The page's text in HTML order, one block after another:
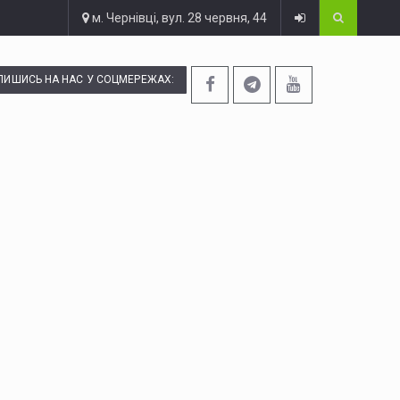
м. Чернівці, вул. 28 червня, 44
НА НАС У СОЦМЕРЕЖАХ: